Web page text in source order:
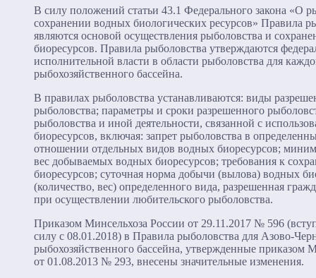
В силу положений статьи 43.1 Федерального закона «О
сохранении водных биологических ресурсов» Правила
являются основой осуществления рыболовства и
биоресурсов. Правила рыболовства утверждаются
исполнительной власти в области рыболовства для
рыбохозяйственного бассейна.
В правилах рыболовства устанавливаются: виды
рыболовства; параметры и сроки разрешенного
рыболовства и иной деятельности, связанной с
биоресурсов, включая: запрет рыболовства в
отношении отдельных видов водных биоресурсов;
вес добываемых водных биоресурсов; требования к
биоресурсов; суточная норма добычи (вылова) водных
(количество, вес) определенного вида, разрешенная
при осуществлении любительского рыболовства.
Приказом Минсельхоза России от 29.11.2017 № 596
силу с 08.01.2018) в Правила рыболовства для Азово-
рыбохозяйственного бассейна, утвержденные приказом
от 01.08.2013 № 293, внесены значительные изменения.